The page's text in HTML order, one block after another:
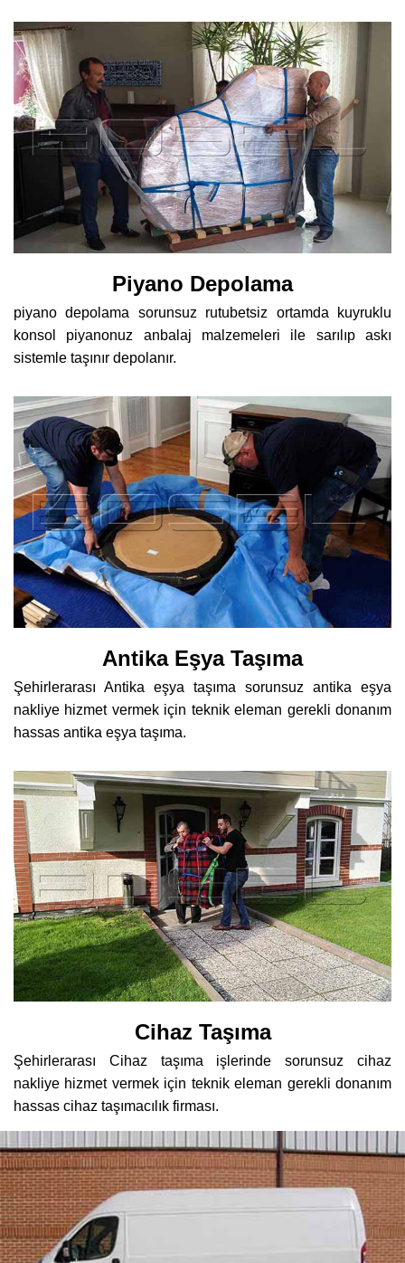
Piyano Depolama
piyano depolama sorunsuz rutubetsiz ortamda kuyruklu
konsol piyanonuz anbalaj malzemeleri ile sarılıp askı
sistemle taşınır depolanır.
Antika Eşya Taşıma
Şehirlerarası Antika eşya taşıma sorunsuz antika eşya
nakliye hizmet vermek için teknik eleman gerekli donanım
hassas antika eşya taşıma.
Cihaz Taşıma
Şehirlerarası Cihaz taşıma işlerinde sorunsuz cihaz
nakliye hizmet vermek için teknik eleman gerekli donanım
hassas cihaz taşımacılık firması.